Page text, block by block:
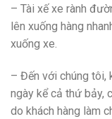
– Tài xế xe rành
lên xuống hàng
xuống xe.
– Đến với chúng tôi,
ngày kể cả thứ bảy,
do khách hàng làm